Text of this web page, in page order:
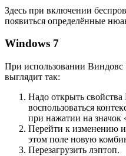
Здесь при включении
появиться определённые
Windows 7
При использовании Виндовс
выглядит так:
Надо открыть
воспользоваться
при нажатии на значок
Перейти к изменению
этом поле новую
Перезагрузить лэптоп.